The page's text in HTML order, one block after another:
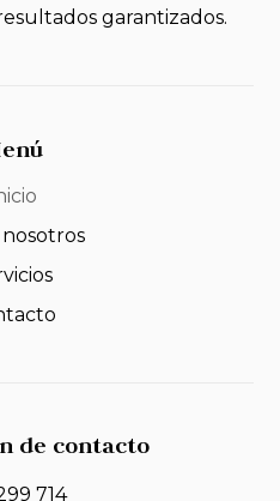
garantizados.
de contacto
714